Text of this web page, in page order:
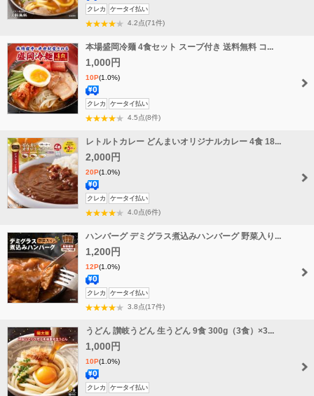
送
料
料
クレカ ケータイ払い
4.2点(71件)
本場盛岡冷麺 4食セット スープ付き 送料無料 コ...
1,000円
10P(1.0%)
送
料
料
クレカ ケータイ払い
4.5点(8件)
レトルトカレー どんまいオリジナルカレー 4食 18...
2,000円
20P(1.0%)
送
料
料
クレカ ケータイ払い
4.0点(6件)
ハンバーグ デミグラス煮込みハンバーグ 野菜入り...
1,200円
12P(1.0%)
送
料
料
クレカ ケータイ払い
3.8点(17件)
うどん 讃岐うどん 生うどん 9食 300g（3食）×3...
1,000円
10P(1.0%)
送
クレカ ケータイ払い